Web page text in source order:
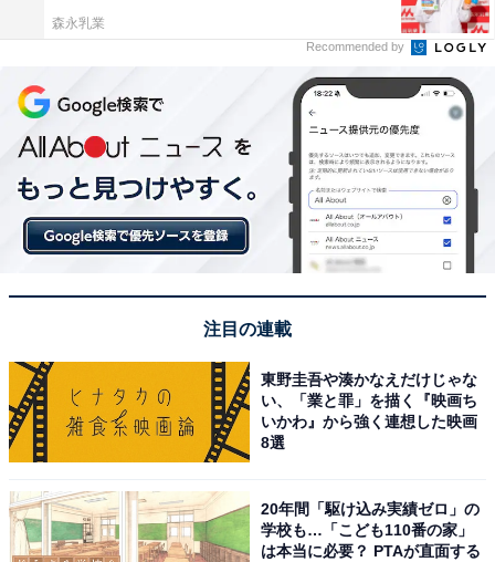
森永乳業
Recommended by
注目の連載
東野圭吾や湊かなえだけじゃな
い、「業と罪」を描く『映画ち
いかわ』から強く連想した映画
8選
20年間「駆け込み実績ゼロ」の
学校も…「こども110番の家」
は本当に必要？ PTAが直面する